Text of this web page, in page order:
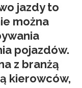
jazdy to
można
pojazdów.
z branżą
kierowców,